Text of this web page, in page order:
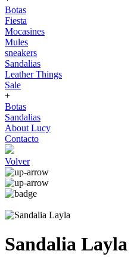
Botas
Fiesta
Mocasines
Mules
sneakers
Sandalias
Leather Things
Sale
+
Botas
Sandalias
About Lucy
Contacto
Volver
Sandalia Layla